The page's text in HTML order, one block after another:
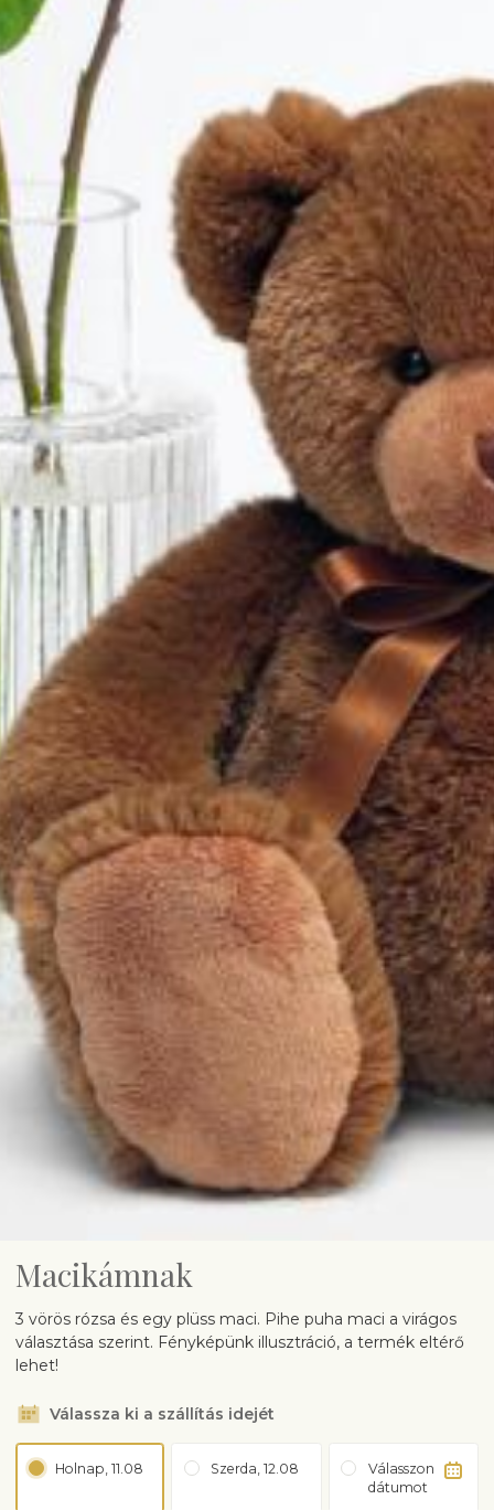
Macikámnak
3 vörös rózsa és egy plüss maci. Pihe puha maci a virágos
választása szerint. Fényképünk illusztráció, a termék eltérő
lehet!
Válassza ki a szállítás idejét
Holnap, 11.08 Szerda, 12.08
Válasszon
dátumot